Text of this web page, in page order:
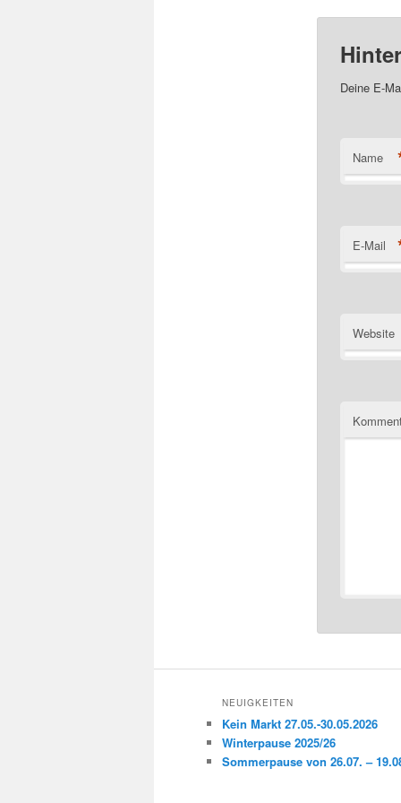
Deine E-
Name
E-Mail
Website
NEUIGKEITEN
Kein Markt 27.05.-30.05.2026
Winterpause 2025/26
Sommerpause von 26.07. –